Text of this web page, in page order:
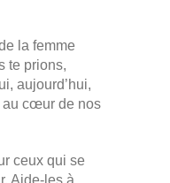
la femme
te prions,
aujourd’hui,
au cœur de nos
ceux qui se